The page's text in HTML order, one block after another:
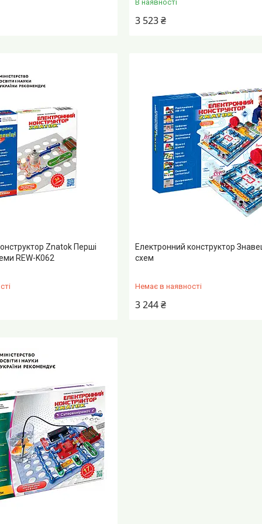
В наявності
3 523 ₴
Znatok Перші
REW-K062
Електронний конструктор
схем
Немає в наявності
3 244 ₴